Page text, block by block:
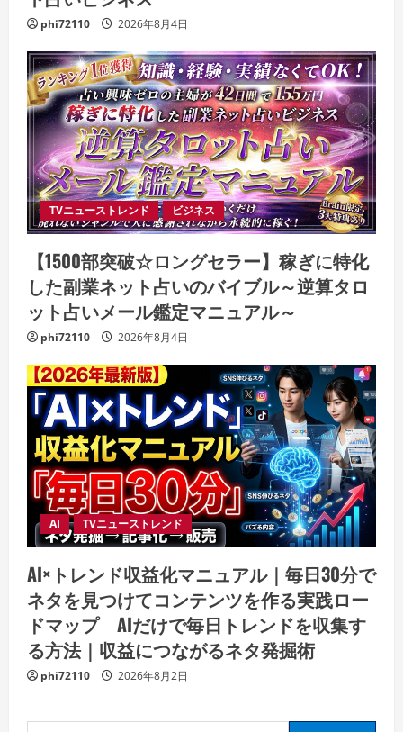
phi72110 2026年8月4日
TVニューストレンド ビジネス
【1500部突破☆ロングセラー】稼ぎに特化
した副業ネット占いのバイブル～逆算タロ
ット占いメール鑑定マニュアル～
phi72110 2026年8月4日
AI TVニューストレンド
AI×トレンド収益化マニュアル｜毎日30分で
ネタを見つけてコンテンツを作る実践ロー
ドマップ AIだけで毎日トレンドを収集す
る方法｜収益につながるネタ発掘術
phi72110 2026年8月2日